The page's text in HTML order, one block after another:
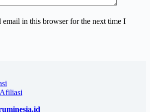
email in this browser for the next time I